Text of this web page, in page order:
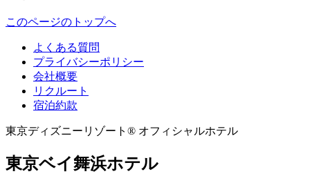
このページのトップへ
よくある質問
プライバシーポリシー
会社概要
リクルート
宿泊約款
東京ディズニーリゾート® オフィシャルホテル
東京ベイ舞浜ホテル